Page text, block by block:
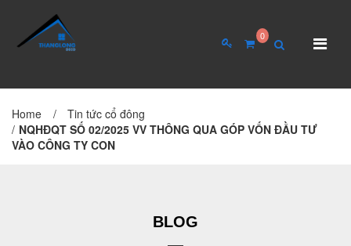
0
TRANG CHỦ
Home /
Tin tức cổ đông
/ NQHĐQT SỐ 02/2025 VV THÔNG QUA GÓP VỐN ĐẦU TƯ
VÀO CÔNG TY CON
BLOG